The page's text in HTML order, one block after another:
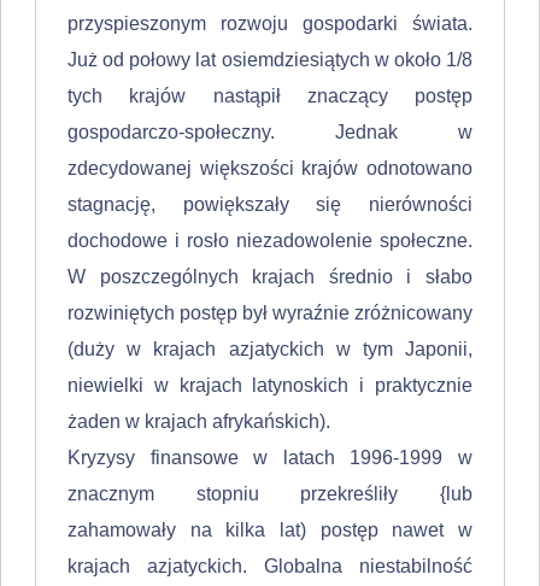
przyspieszonym rozwoju gospodarki świata.
Już od połowy lat osiemdziesiątych w około 1/8
tych krajów nastąpił znaczący postęp
gospodarczo-społeczny. Jednak w
zdecydowanej większości krajów odnotowa­no
stagnację, powiększały się nierówności
dochodowe i rosło niezadowolenie społeczne.
W poszczególnych krajach średnio i słabo
rozwiniętych postęp był wyraźnie zróżnicowany
(duży w krajach azjatyckich w tym Japonii,
niewielki w krajach laty­noskich i praktycznie
żaden w krajach afrykańskich).
Kryzysy finansowe w latach 1996-1999 w
znacznym stopniu przekreśliły {lub
zahamowały na kilka lat) postęp nawet w
krajach azjatyckich. Globalna niestabilność